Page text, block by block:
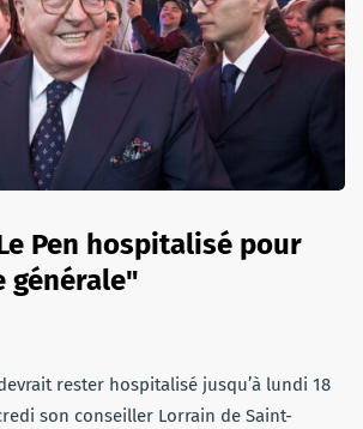
Pen hospitalisé pour
générale"
rester hospitalisé jusqu’à lundi 18
son conseiller Lorrain de Saint-